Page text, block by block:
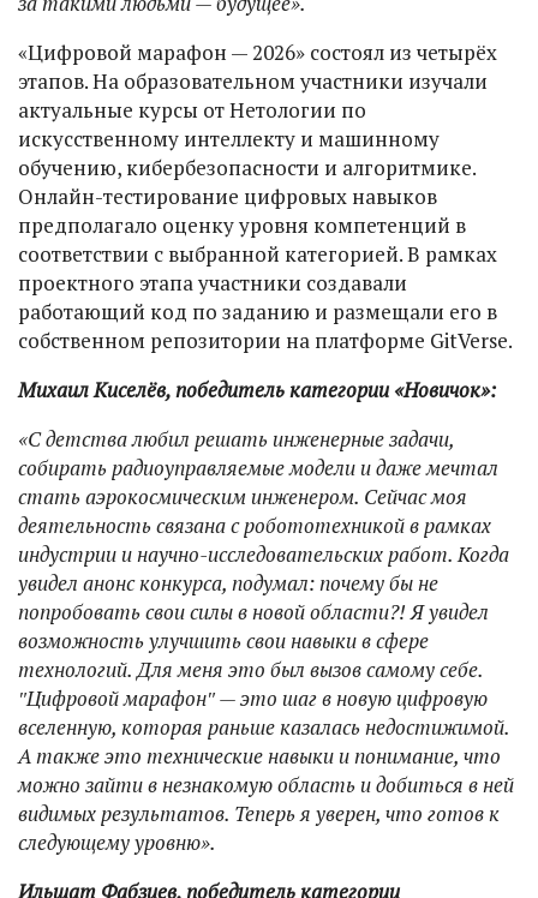
«Цифровой марафон — 2026» состоял из четырёх
этапов. На образовательном участники изучали
актуальные курсы от Нетологии по
искусственному интеллекту и машинному
обучению, кибербезопасности и алгоритмике.
Онлайн-тестирование цифровых навыков
предполагало оценку уровня компетенций в
соответствии с выбранной категорией. В рамках
проектного этапа участники создавали
работающий код по заданию и размещали его в
собственном репозитории на платформе GitVerse.
Михаил Киселёв, победитель категории «Новичок»:
«С детства любил решать инженерные задачи,
собирать радиоуправляемые модели и даже мечтал
стать аэрокосмическим инженером. Сейчас моя
деятельность связана с робототехникой в рамках
индустрии и научно-исследовательских работ. Когда
увидел анонс конкурса, подумал: почему бы не
попробовать свои силы в новой области?! Я увидел
возможность улучшить свои навыки в сфере
технологий. Для меня это был вызов самому себе.
″Цифровой марафон″ — это шаг в новую цифровую
вселенную, которая раньше казалась недостижимой.
А также это технические навыки и понимание, что
можно зайти в незнакомую область и добиться в ней
видимых результатов. Теперь я уверен, что готов к
следующему уровню».
Ильшат Фабзиев, победитель категории